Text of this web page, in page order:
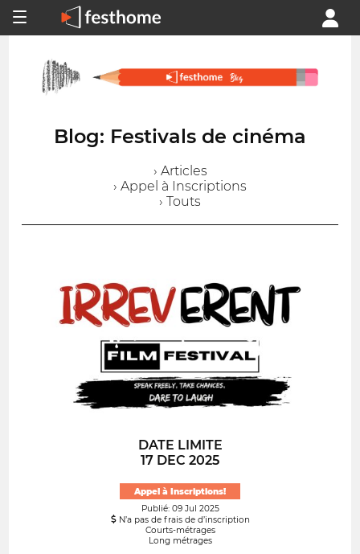
Blog: Festivals de cinéma
› Articles
› Appel à Inscriptions
› Touts
DATE LIMITE
17 DEC 2025
Appel à Inscriptions!
Publié: 09 Jul 2025
N’a pas de frais de d’inscription
Courts-métrages
Long métrages